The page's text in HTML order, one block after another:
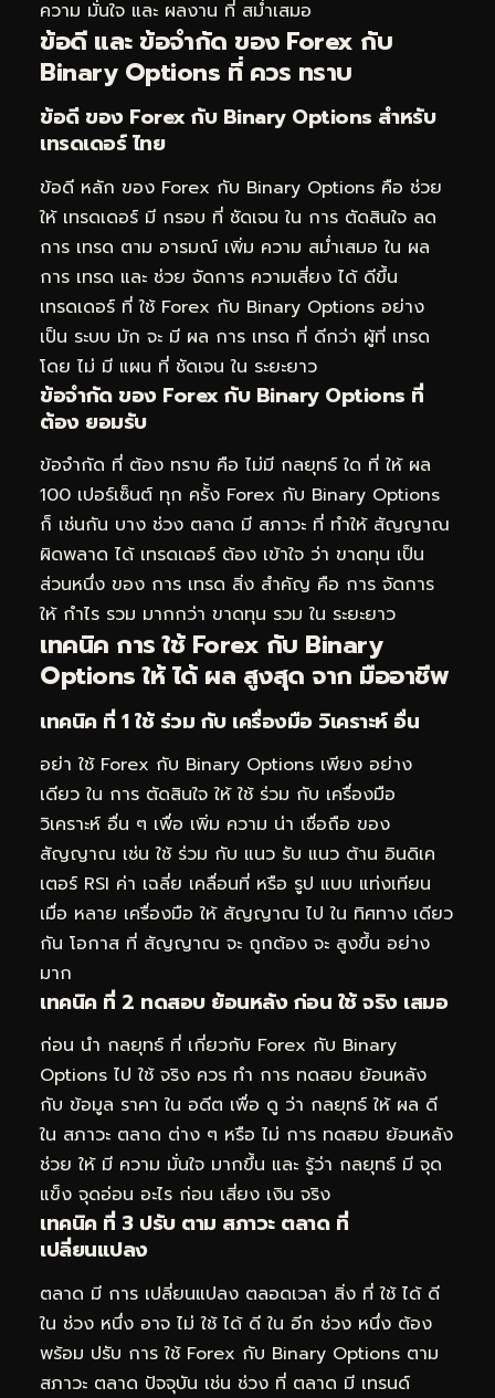
ความ มั่นใจ และ ผลงาน ที่ สม่ำเสมอ
ข้อดี และ ข้อจำกัด ของ Forex กับ
Binary Options ที่ ควร ทราบ
ข้อดี ของ Forex กับ Binary Options สำหรับ
เทรดเดอร์ ไทย
ข้อดี หลัก ของ Forex กับ Binary Options คือ ช่วย
ให้ เทรดเดอร์ มี กรอบ ที่ ชัดเจน ใน การ ตัดสินใจ ลด
การ เทรด ตาม อารมณ์ เพิ่ม ความ สม่ำเสมอ ใน ผล
การ เทรด และ ช่วย จัดการ ความเสี่ยง ได้ ดีขึ้น
เทรดเดอร์ ที่ ใช้ Forex กับ Binary Options อย่าง
เป็น ระบบ มัก จะ มี ผล การ เทรด ที่ ดีกว่า ผู้ที่ เทรด
โดย ไม่ มี แผน ที่ ชัดเจน ใน ระยะยาว
ข้อจำกัด ของ Forex กับ Binary Options ที่
ต้อง ยอมรับ
ข้อจำกัด ที่ ต้อง ทราบ คือ ไม่มี กลยุทธ์ ใด ที่ ให้ ผล
100 เปอร์เซ็นต์ ทุก ครั้ง Forex กับ Binary Options
ก็ เช่นกัน บาง ช่วง ตลาด มี สภาวะ ที่ ทำให้ สัญญาณ
ผิดพลาด ได้ เทรดเดอร์ ต้อง เข้าใจ ว่า ขาดทุน เป็น
ส่วนหนึ่ง ของ การ เทรด สิ่ง สำคัญ คือ การ จัดการ
ให้ กำไร รวม มากกว่า ขาดทุน รวม ใน ระยะยาว
เทคนิค การ ใช้ Forex กับ Binary
Options ให้ ได้ ผล สูงสุด จาก มืออาชีพ
เทคนิค ที่ 1 ใช้ ร่วม กับ เครื่องมือ วิเคราะห์ อื่น
อย่า ใช้ Forex กับ Binary Options เพียง อย่าง
เดียว ใน การ ตัดสินใจ ให้ ใช้ ร่วม กับ เครื่องมือ
วิเคราะห์ อื่น ๆ เพื่อ เพิ่ม ความ น่า เชื่อถือ ของ
สัญญาณ เช่น ใช้ ร่วม กับ แนว รับ แนว ต้าน อินดิเค
เตอร์ RSI ค่า เฉลี่ย เคลื่อนที่ หรือ รูป แบบ แท่งเทียน
เมื่อ หลาย เครื่องมือ ให้ สัญญาณ ไป ใน ทิศทาง เดียว
กัน โอกาส ที่ สัญญาณ จะ ถูกต้อง จะ สูงขึ้น อย่าง
มาก
เทคนิค ที่ 2 ทดสอบ ย้อนหลัง ก่อน ใช้ จริง เสมอ
ก่อน นำ กลยุทธ์ ที่ เกี่ยวกับ Forex กับ Binary
Options ไป ใช้ จริง ควร ทำ การ ทดสอบ ย้อนหลัง
กับ ข้อมูล ราคา ใน อดีต เพื่อ ดู ว่า กลยุทธ์ ให้ ผล ดี
ใน สภาวะ ตลาด ต่าง ๆ หรือ ไม่ การ ทดสอบ ย้อนหลัง
ช่วย ให้ มี ความ มั่นใจ มากขึ้น และ รู้ว่า กลยุทธ์ มี จุด
แข็ง จุดอ่อน อะไร ก่อน เสี่ยง เงิน จริง
เทคนิค ที่ 3 ปรับ ตาม สภาวะ ตลาด ที่
เปลี่ยนแปลง
ตลาด มี การ เปลี่ยนแปลง ตลอดเวลา สิ่ง ที่ ใช้ ได้ ดี
ใน ช่วง หนึ่ง อาจ ไม่ ใช้ ได้ ดี ใน อีก ช่วง หนึ่ง ต้อง
พร้อม ปรับ การ ใช้ Forex กับ Binary Options ตาม
สภาวะ ตลาด ปัจจุบัน เช่น ช่วง ที่ ตลาด มี เทรนด์